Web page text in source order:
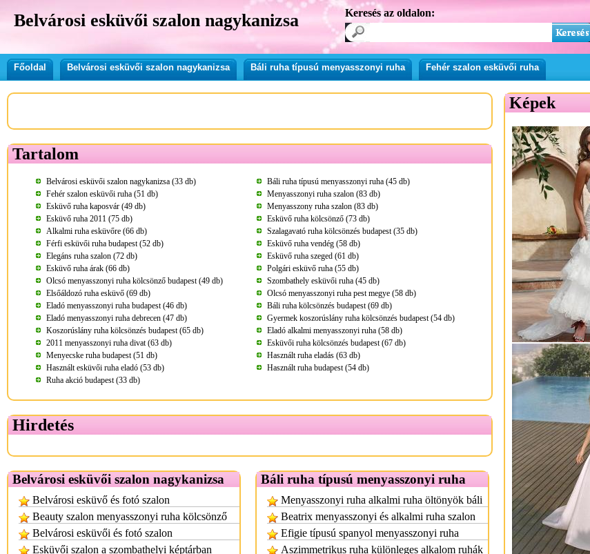
Belvárosi esküvői szalon nagykanizsa Keresés az oldalon:
Főoldal Belvárosi esküvői szalon nagykanizsa Báli ruha típusú menyasszonyi ruha Fehér szalon esküvői ruha
Tartalom
Belvárosi esküvői szalon nagykanizsa (33 db)
Báli ruha típusú menyasszonyi ruha (45 db)
Fehér szalon esküvői ruha (51 db)
Menyasszonyi ruha szalon (83 db)
Esküvő ruha kaposvár (49 db)
Menyasszony ruha szalon (83 db)
Esküvő ruha 2011 (75 db)
Esküvő ruha kölcsönző (73 db)
Alkalmi ruha esküvőre (66 db)
Szalagavató ruha kölcsönzés budapest (35 db)
Férfi esküvői ruha budapest (52 db)
Esküvő ruha vendég (58 db)
Elegáns ruha szalon (72 db)
Esküvő ruha szeged (61 db)
Esküvő ruha árak (66 db)
Polgári esküvő ruha (55 db)
Olcsó menyasszonyi ruha kölcsönző budapest (49 db)
Szombathely esküvői ruha (45 db)
Elsőáldozó ruha esküvő (69 db)
Olcsó menyasszonyi ruha pest megye (58 db)
Eladó menyasszonyi ruha budapest (46 db)
Báli ruha kölcsönzés budapest (69 db)
Eladó menyasszonyi ruha debrecen (47 db)
Gyermek koszorúslány ruha kölcsönzés budapest (54 db)
Koszorúslány ruha kölcsönzés budapest (65 db)
Eladó alkalmi menyasszonyi ruha (58 db)
2011 menyasszonyi ruha divat (63 db)
Esküvői ruha kölcsönzés budapest (67 db)
Menyecske ruha budapest (51 db)
Használt ruha eladás (63 db)
Használt esküvői ruha eladó (53 db)
Használt ruha budapest (54 db)
Ruha akció budapest (33 db)
Hirdetés
Belvárosi esküvői szalon nagykanizsa
Belvárosi esküvő és fotó szalon
Beauty szalon menyasszonyi ruha kölcsönző
Belvárosi esküvői és fotó szalon
Esküvői szalon a szombathelyi képtárban
Báli ruha típusú menyasszonyi ruha
Menyasszonyi ruha alkalmi ruha öltönyök báli
Beatrix menyasszonyi és alkalmi ruha szalon
Efigie típusú spanyol menyasszonyi ruha
Aszimmetrikus ruha különleges alkalom ruhák
Képek